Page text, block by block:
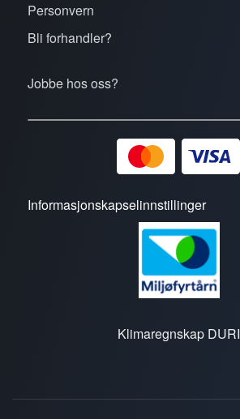
Personvern
Bli forhandler?
Jobbe hos oss?
Informasjonskapselinnstillinger
Klimaregnskap DURI